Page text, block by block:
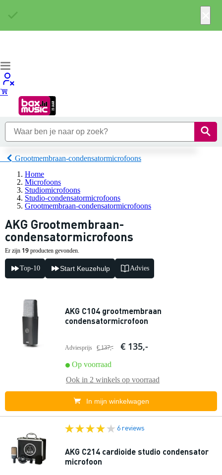
Grootmembraan-condensatormicrofoons
Home
Microfoons
Studiomicrofoons
Studio-condensatormicrofoons
Grootmembraan-condensatormicrofoons
AKG Grootmembraan-
condensatormicrofoons
Er zijn 19 producten gevonden.
Top-10 Start Keuzehulp Advies
AKG C104 grootmembraan
condensatormicrofoon
Adviesprijs € 137,- € 135,-
Op voorraad
Ook in 2 winkels op voorraad
In mijn winkelwagen
6 reviews
AKG C214 cardioide studio condensator
microfoon